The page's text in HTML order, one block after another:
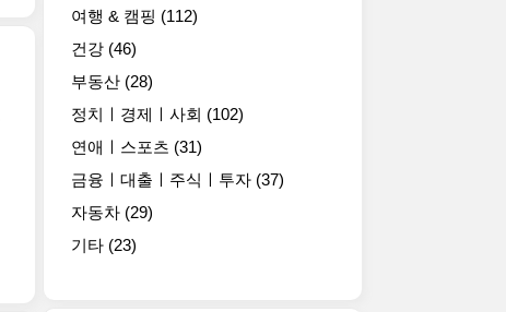
여행 & 캠핑 (112)
건강 (46)
부동산 (28)
정치ㅣ경제ㅣ사회 (102)
연애ㅣ스포츠 (31)
금융ㅣ대출ㅣ주식ㅣ투자 (37)
자동차 (29)
기타 (23)